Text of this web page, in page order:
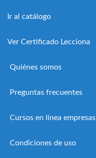
Ir al catálogo
Ver Certificado Lecciona
Quiénes somos
Preguntas frecuentes
Cursos en línea empresas
Condiciones de uso